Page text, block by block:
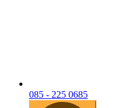
085 - 225 0685